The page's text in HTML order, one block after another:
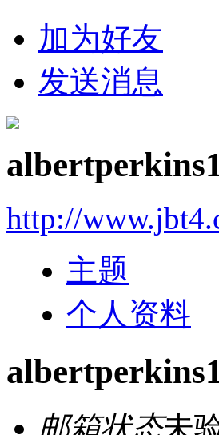
加为好友
发送消息
http://
主题
个人资料
邮箱状态未